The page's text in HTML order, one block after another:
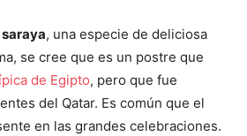
, una especie de deliciosa
se cree que es un postre que
de Egipto, pero que fue
del Qatar. Es común que el
en las grandes celebraciones.